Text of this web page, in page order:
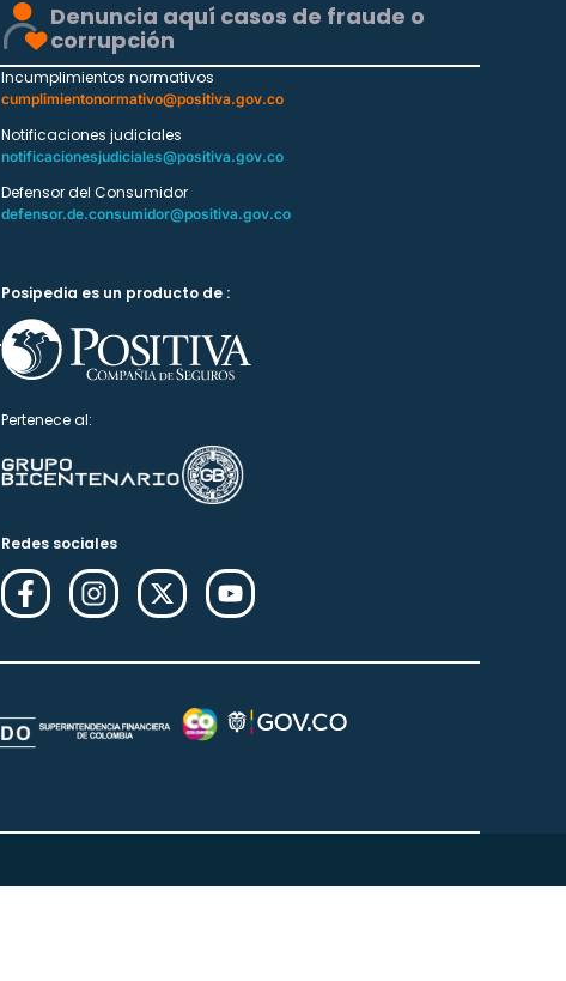
Denuncia aquí casos de fraude o
corrupción
Incumplimientos normativos
cumplimientonormativo@positiva.gov.co
Notificaciones judiciales
notificacionesjudiciales@positiva.gov.co
Defensor del Consumidor
defensor.de.consumidor@positiva.gov.co
Posipedia es un producto de :
Pertenece al:
Redes sociales